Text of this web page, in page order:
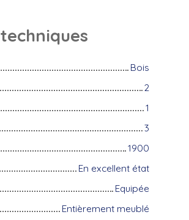
techniques
Bois
2
1
3
1900
En excellent état
Equipée
Entièrement meublé